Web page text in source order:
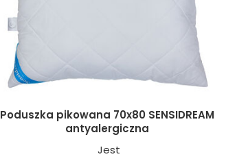
Poduszka pikowana 70x80 SENSIDREAM
antyalergiczna
Jest